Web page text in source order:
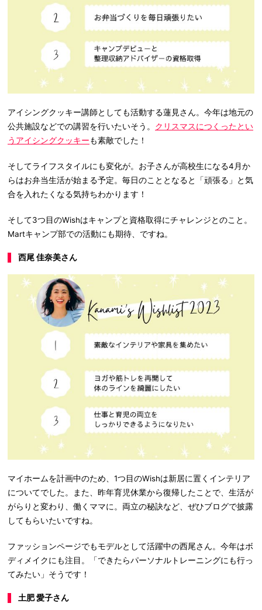
アイシングクッキー講師としても活動する蓮見さん。今年は地元の
公共施設などでの講習を行いたいそう。 クリスマスにつくったとい
うアイシングクッキーも素敵でした！
そしてライフスタイルにも変化が。お子さんが高校生になる4月か
らはお弁当生活が始まる予定。毎日のこととなると「頑張る」と気
合を入れたくなる気持ちわかります！
そして3つ目のWishはキャンプと資格取得にチャレンジとのこと。
Martキャンプ部での活動にも期待、ですね。
西尾 佳奈美さん
マイホームを計画中のため、1つ目のWishは新居に置くインテリア
についてでした。また、昨年育児休業から復帰したことで、生活が
がらりと変わり、働くママに。両立の秘訣など、ぜひブログで披露
してもらいたいですね。
ファッションページでもモデルとして活躍中の西尾さん。今年はボ
ディメイクにも注目。「できたらパーソナルトレーニングにも行っ
てみたい」そうです！
土肥 愛子さん